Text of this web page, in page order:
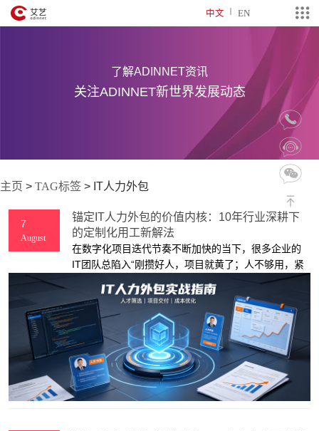
中文 EN
了解ADINNET资讯
关注ADINNET新世界发展动态
主页 > TAG标签 > IT人力外包
7
August
锚定IT人力外包的价值内核：10年行业深耕下
的定制化用工新解法
​在数字化项目迭代节奏不断加快的当下，很多企业的
IT团队总陷入“刚攒好人，项目就黄了；人不够用，紧
急活赶不出来”的两难里。作为艾艺旗下专注IT人才派
遣的专业化服务主体，上海郁彬信息科技有限公司依
托十余年的行业沉淀，把IT人力外包从很多人印象里
“凑人头补缺口”的粗放服务